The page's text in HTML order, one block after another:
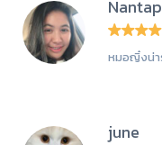
หมอญิ๋งน่า
june